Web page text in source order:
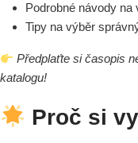
Podrobné návody na
Tipy na výběr
Předplaťte si časopis
katalogu!
Proč si